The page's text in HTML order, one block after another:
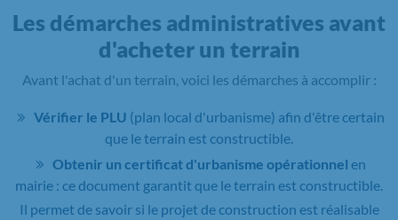
Les démarches administratives avant
d'acheter un terrain
Avant l'achat d'un terrain, voici les démarches à accomplir :
Vérifier le PLU (plan local d'urbanisme) afin d'être certain
que le terrain est constructible.
Obtenir un certificat d'urbanisme opérationnel en
mairie : ce document garantit que le terrain est constructible.
Il permet de savoir si le projet de construction est réalisable